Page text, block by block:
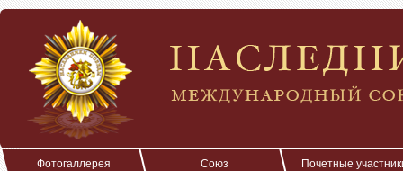
Фотогаллерея Союз Почетные